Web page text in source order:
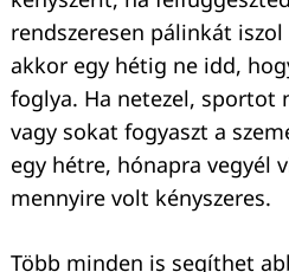
rendszeresen pálinkát
akkor egy hétig ne idd,
foglya. Ha netezel, sportot
vagy sokat fogyaszt a
egy hétre, hónapra vegyél
mennyire volt kényszeres.
Több minden is segíthet